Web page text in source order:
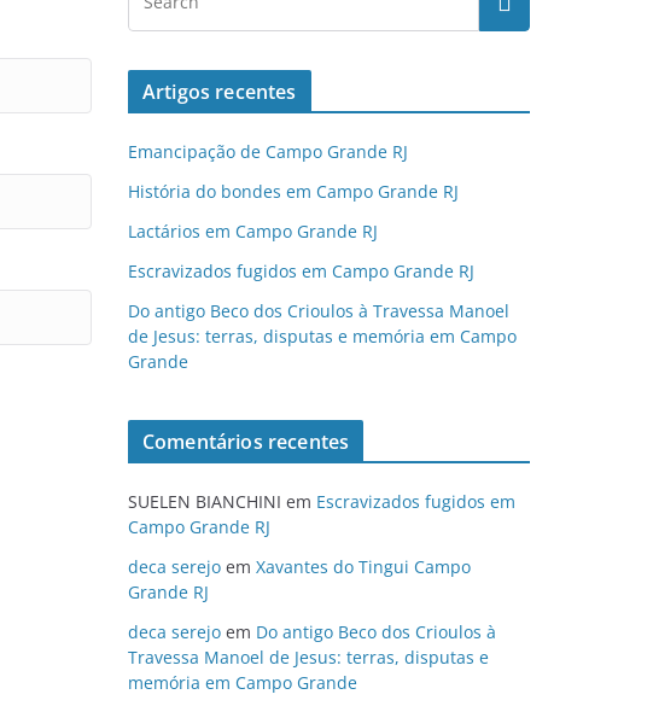
Artigos recentes
Emancipação de Campo Grande RJ
História do bondes em Campo Grande RJ
Lactários em Campo Grande RJ
Escravizados fugidos em Campo Grande RJ
Do antigo Beco dos Crioulos à Travessa Manoel
de Jesus: terras, disputas e memória em Campo
Grande
Comentários recentes
SUELEN BIANCHINI em Escravizados fugidos em
Campo Grande RJ
deca serejo em Xavantes do Tingui Campo
Grande RJ
deca serejo em Do antigo Beco dos Crioulos à
Travessa Manoel de Jesus: terras, disputas e
memória em Campo Grande